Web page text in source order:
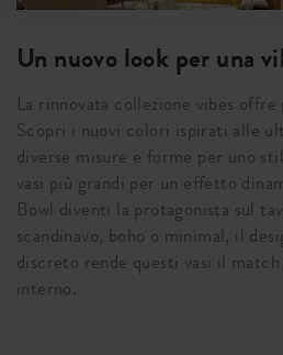
Un nuovo look per una
La rinnovata collezione vibes
Scopri i nuovi colori ispirati alle
diverse misure e forme per uno
vasi più grandi per un effetto
Bowl diventi la protagonista sul
scandinavo, boho o minimal, il
discreto rende questi vasi il
interno.